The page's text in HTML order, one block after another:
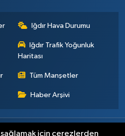
Iğdır Hava Durumu
Iğdır Trafik Yoğunluk
Haritası
Tüm Manşetler
Haber Arşivi
Politikası Gizlilik ilkeleri
için çerezlerden